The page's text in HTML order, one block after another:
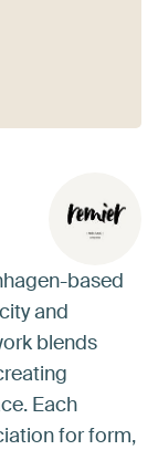
based
and
blends
Each
for form,